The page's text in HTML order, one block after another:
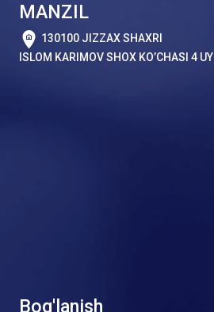
MANZIL
130100 JIZZAX SHAXRI
ISLOM KARIMOV SHOX KO’CHASI 4 UY
Bog'lanish